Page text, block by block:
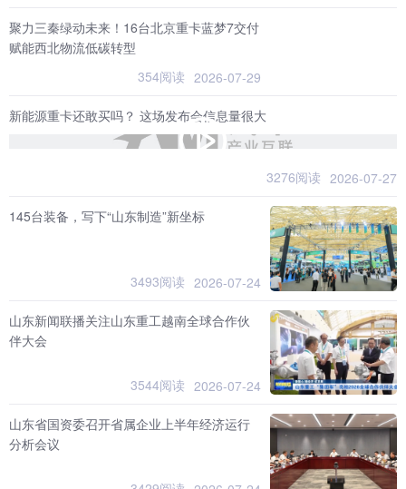
聚力三秦绿动未来！16台北京重卡蓝梦7交付
赋能西北物流低碳转型
354阅读 2026-07-29
新能源重卡还敢买吗？ 这场发布会信息量很大
3276阅读 2026-07-27
145台装备，写下“山东制造”新坐标
3493阅读 2026-07-24
山东新闻联播关注山东重工越南全球合作伙
伴大会
3544阅读 2026-07-24
山东省国资委召开省属企业上半年经济运行
分析会议